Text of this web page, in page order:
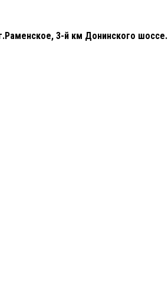
3-й км Донинского шоссе.